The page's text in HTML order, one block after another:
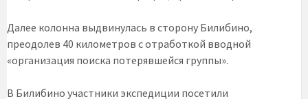
Далее колонна выдвинулась в сторону Билибино,
преодолев 40 километров с отработкой вводной
«организация поиска потерявшейся группы».
В Билибино участники экспедиции посетили